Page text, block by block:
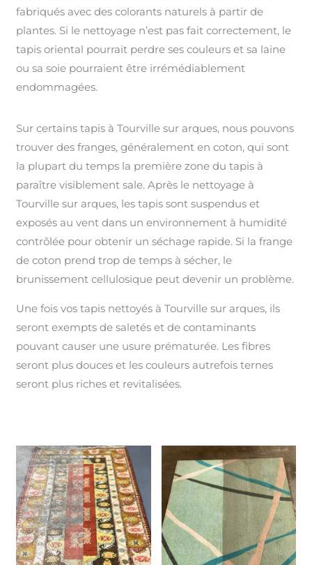
fabriqués avec des colorants naturels à partir de
plantes. Si le nettoyage n’est pas fait correctement, le
tapis oriental pourrait perdre ses couleurs et sa laine
ou sa soie pourraient être irrémédiablement
endommagées.
Sur certains tapis à Tourville sur arques, nous pouvons
trouver des franges, généralement en coton, qui sont
la plupart du temps la première zone du tapis à
paraître visiblement sale. Après le nettoyage à
Tourville sur arques, les tapis sont suspendus et
exposés au vent dans un environnement à humidité
contrôlée pour obtenir un séchage rapide. Si la frange
de coton prend trop de temps à sécher, le
brunissement cellulosique peut devenir un problème.
Une fois vos tapis nettoyés à Tourville sur arques, ils
seront exempts de saletés et de contaminants
pouvant causer une usure prématurée. Les fibres
seront plus douces et les couleurs autrefois ternes
seront plus riches et revitalisées.